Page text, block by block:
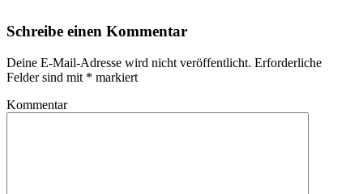
Schreibe einen Kommentar
Deine E-Mail-Adresse wird nicht veröffentlicht. Erforderliche
Felder sind mit * markiert
Kommentar